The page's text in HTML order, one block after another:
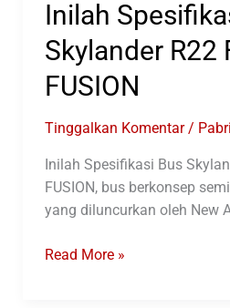
Inilah
Skylander R22
FUSION
Tinggalkan Komentar /
Inilah Spesifikasi Bus
FUSION, bus berkonsep
yang diluncurkan oleh New
Inilah
Read More »